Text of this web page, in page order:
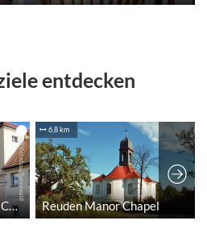
entdecken